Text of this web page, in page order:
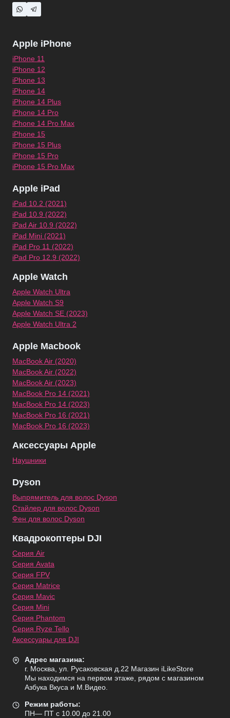
Apple iPhone
iPhone 11
iPhone 12
iPhone 13
iPhone 14
iPhone 14 Plus
iPhone 14 Pro
iPhone 14 Pro Max
iPhone 15
iPhone 15 Plus
iPhone 15 Pro
iPhone 15 Pro Max
Apple iPad
iPad 10.2 (2021)
iPad 10.9 (2022)
iPad Air 10.9 (2022)
iPad Mini (2021)
iPad Pro 11 (2022)
iPad Pro 12.9 (2022)
Apple Watch
Apple Watch Ultra
Apple Watch S9
Apple Watch SE (2023)
Apple Watch Ultra 2
Apple Macbook
MacBook Air (2020)
MacBook Air (2022)
MacBook Air (2023)
MacBook Pro 14 (2021)
MacBook Pro 14 (2023)
MacBook Pro 16 (2021)
MacBook Pro 16 (2023)
Аксессуары Apple
Наушники
Dyson
Выпрямитель для волос Dyson
Стайлер для волос Dyson
Фен для волос Dyson
Квадрокоптеры DJI
Серия Air
Серия Avata
Серия FPV
Серия Matrice
Серия Mavic
Серия Mini
Серия Phantom
Серия Ryze Tello
Аксессуары для DJI
Адрес магазина:
г. Москва, ул. Русаковская д.22 Магазин iLikeStore
Мы находимся на первом этаже, рядом с магазином
Азбука Вкуса и М.Видео.
Режим работы:
ПН— ПТ с 10.00 до 21.00